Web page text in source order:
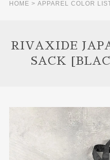
HOME > APPAREL COLOR
RIVAXIDE
SACK